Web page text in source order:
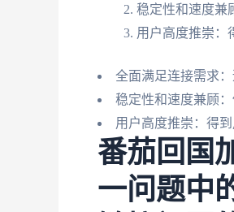
稳定性和速度兼
用户高度推崇：
全面满足连接需求
稳定性和速度兼顾
用户高度推崇：得
番茄回国
一问题中